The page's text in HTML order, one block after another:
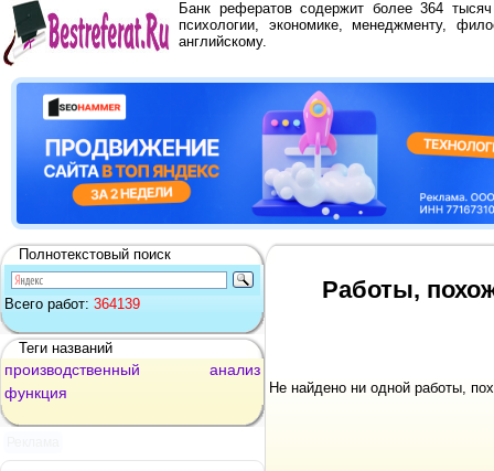
Банк рефератов содержит более 364
психологии, экономике, менеджменту,
английскому.
Полнотекстовый поиск
Всего работ: 364139
Теги названий
производственный
анализ
функция
Работы,
Не найдено ни одной работы,